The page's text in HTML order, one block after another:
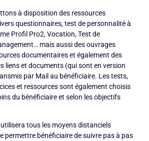
à disposition des ressources
questionnaires, test de personnalité à
Profil Pro2, Vocation, Test de
mais aussi des ouvrages
documentaires et également des
liens et documents (qui sont en version
par Mail au bénéficiaire. Les tests,
et ressources sont également choisis
du bénéficiaire et selon les objectifs
tous les moyens distanciels
permettre bénéficiaire de suivre pas à pas